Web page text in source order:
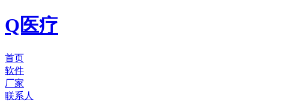
Q医疗
首页
软件
厂家
联系人